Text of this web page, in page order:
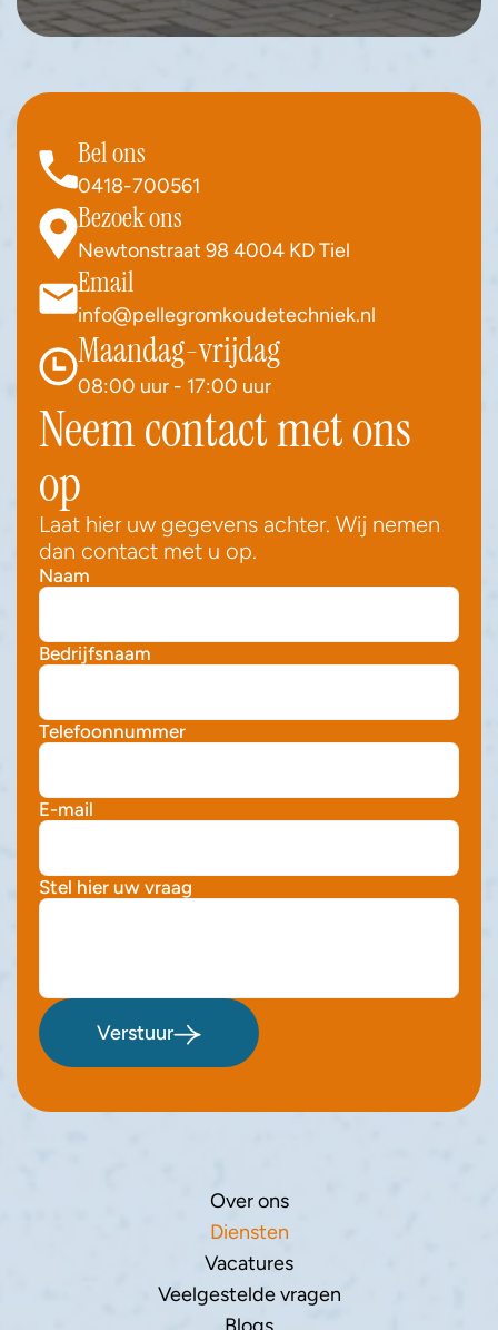
Bel ons
0418-700561
Bezoek ons
Newtonstraat 98 4004 KD Tiel
Email
info@pellegromkoudetechniek.nl
Maandag-vrijdag
08:00 uur - 17:00 uur
Neem contact met ons
op
Laat hier uw gegevens achter. Wij nemen
dan contact met u op.
Naam
Bedrijfsnaam
Telefoonnummer
E-mail
Stel hier uw vraag
Verstuur
Over ons
Diensten
Vacatures
Veelgestelde vragen